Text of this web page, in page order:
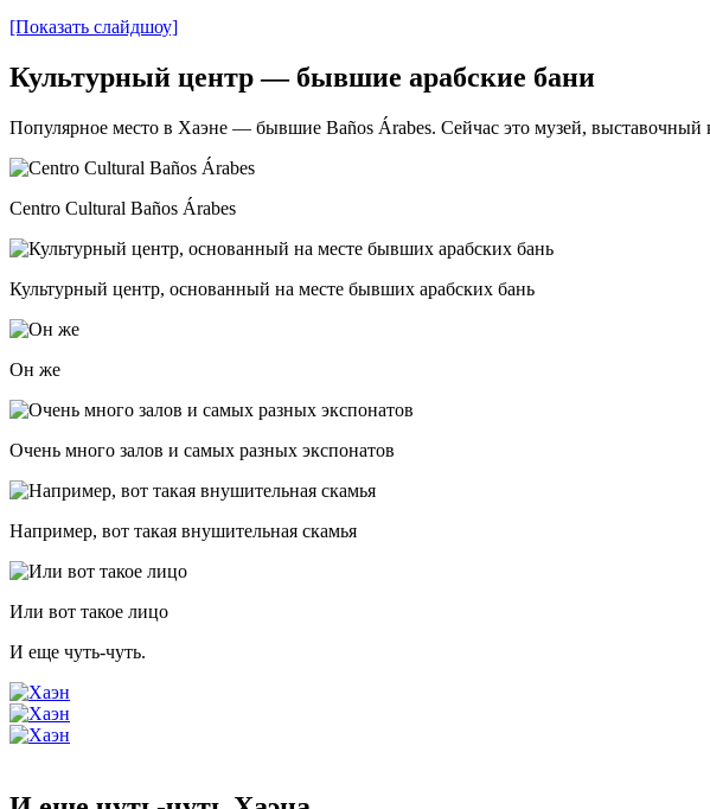
[Показать слайдшоу]
Культурный центр — бывшие арабские бани
Популярное место в Хаэне — бывшие Baños Árabes. Сейчас это музей, выставочный
Centro Cultural Baños Árabes
Культурный центр, основанный на месте бывших арабских бань
Он же
Очень много залов и самых разных экспонатов
Например, вот такая внушительная скамья
Или вот такое лицо
И еще чуть-чуть.